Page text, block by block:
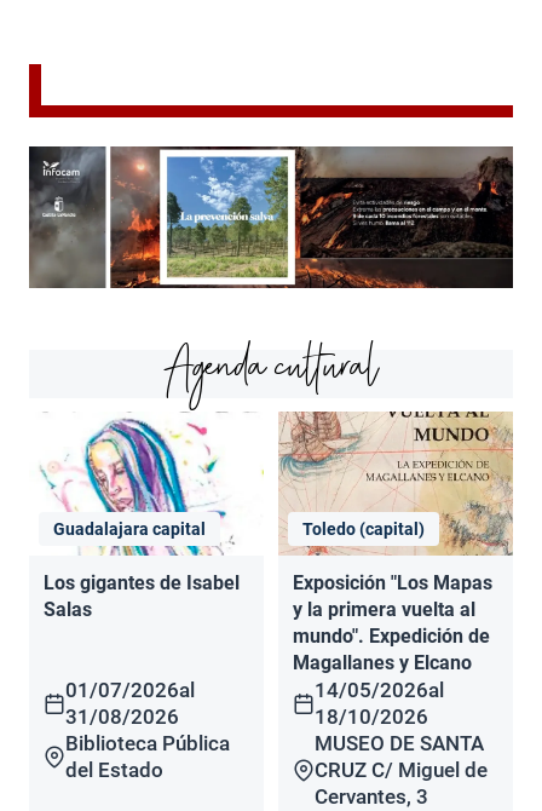
Agenda cultural
Guadalajara capital
Los gigantes de Isabel
Salas
01/07/2026al
31/08/2026
Biblioteca Pública
del Estado
Toledo (capital)
Exposición "Los Mapas
y la primera vuelta al
mundo". Expedición de
Magallanes y Elcano
14/05/2026al
18/10/2026
MUSEO DE SANTA
CRUZ C/ Miguel de
Cervantes, 3